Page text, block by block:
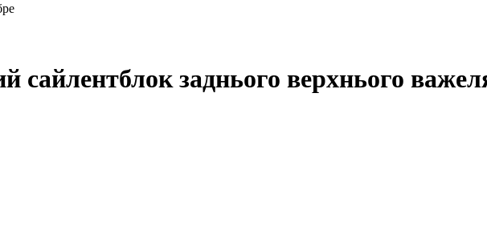
сайлентблок заднього верхнього